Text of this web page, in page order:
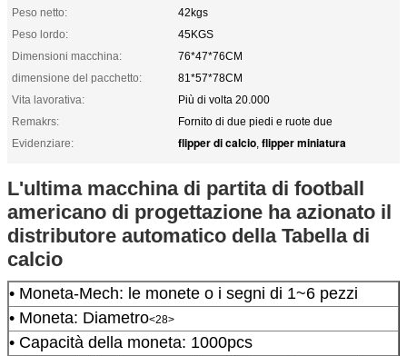
Peso netto:
42kgs
Peso lordo:
45KGS
Dimensioni macchina:
76*47*76CM
dimensione del pacchetto:
81*57*78CM
Vita lavorativa:
Più di volta 20.000
Remakrs:
Fornito di due piedi e ruote due
Evidenziare:
flipper di calcio, flipper miniatura
L'ultima macchina di partita di football
americano di progettazione ha azionato il
distributore automatico della Tabella di
calcio
• Moneta-Mech: le monete o i segni di 1~6 pezzi
• Moneta: Diametro<28>
• Capacità della moneta: 1000pcs